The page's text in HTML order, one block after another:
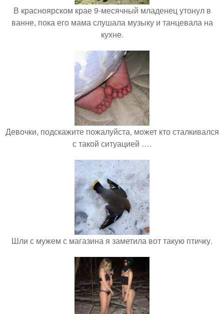
В красноярском крае 9-месячный младенец утонул в
ванне, пока его мама слушала музыку и танцевала на
кухне.
Девочки, подскажите пожалуйста, может кто сталкивался
с такой ситуацией ….
Шли с мужем с магазина я заметила вот такую птичку.